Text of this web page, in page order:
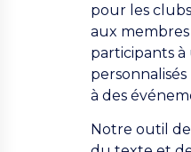
pour les clubs
aux
participants
à des
Notre outil